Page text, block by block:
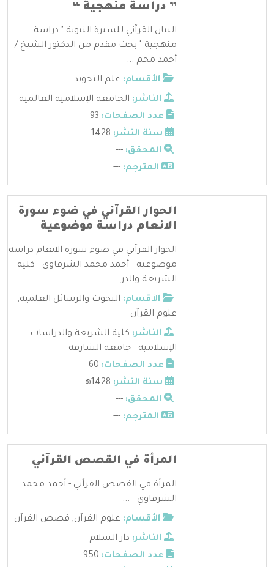
” دراسة منهجية “
البيان القرآني للسيرة النبوية " دراسة
منهجية " بحث مقدم من الدكتور الشيخ /
أحمد محم ...
الأقسام: علم التجويد
الناشر: الجامعة الإسلامية العالمية
عدد الصفحات:
سنة النشر:
المحقق: ---
المترجم: ---
الحوار القرآني في ضوء سورة
الانعام دراسة موضوعية
الحوار القرآني في ضوء سورة الانعام دراسة
موضوعية - أحمد محمد الشرقاوي - كلية
الشريعة والدر ...
الأقسام: البحوث والرسائل العلمية,
علوم القرآن
الناشر: كلية الشريعة والدراسات
الإسلامية - جامعة الشارقة
عدد الصفحات:
سنة النشر:
المحقق: ---
المترجم: ---
المرأة في القصص القرآني
المرأة في القصص القرآني - أحمد محمد
الشرقاوي - ...
الأقسام: علوم القرآن, قصص القرآن
الناشر: دار السلام
عدد الصفحات: